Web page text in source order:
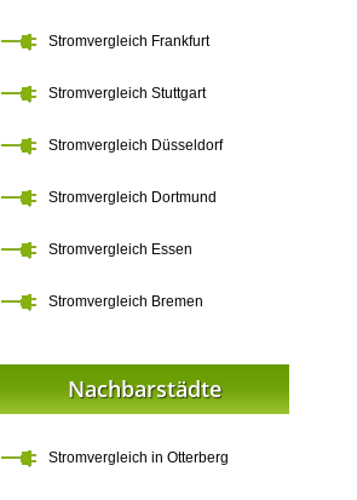
Stromvergleich Frankfurt
Stromvergleich Stuttgart
Stromvergleich Düsseldorf
Stromvergleich Dortmund
Stromvergleich Essen
Stromvergleich Bremen
Nachbarstädte
Stromvergleich in Otterberg